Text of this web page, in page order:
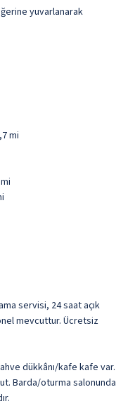
yuvarlanarak
mi
servisi, 24 saat açık
mevcuttur. Ücretsiz
dükkânı/kafe kafe var.
Barda/oturma salonunda